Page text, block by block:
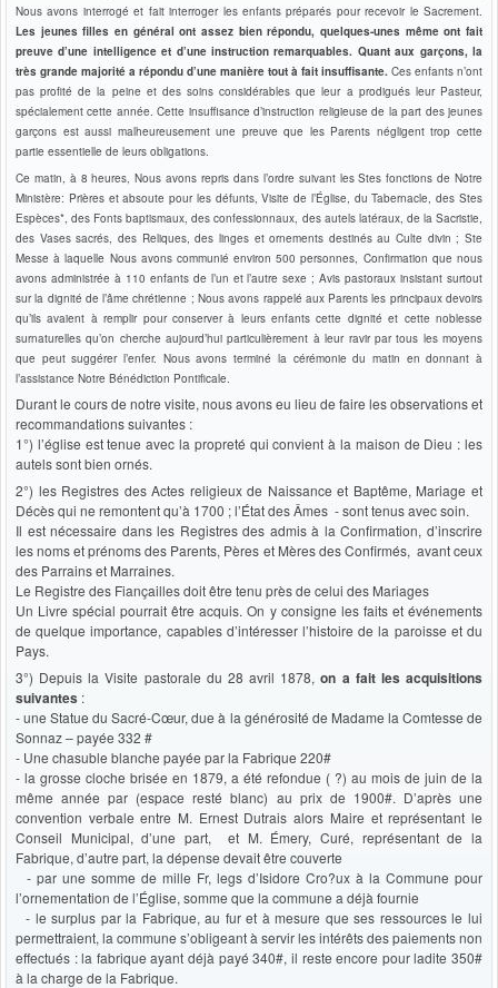
Nous avons interrogé et fait interroger les enfants préparés pour recevoir le Sacrement.
Les jeunes filles en général ont assez bien répondu, quelques-unes même ont fait
preuve d’une intelligence et d’une instruction remarquables. Quant aux garçons, la
très grande majorité a répondu d’une manière tout à fait insuffisante. Ces enfants n’ont
pas profité de la peine et des soins considérables que leur a prodigués leur Pasteur,
spécialement cette année. Cette insuffisance d’instruction religieuse de la part des jeunes
garçons est aussi malheureusement une preuve que les Parents négligent trop cette
partie essentielle de leurs obligations.
Ce matin, à 8 heures, Nous avons repris dans l’ordre suivant les Stes fonctions de Notre
Ministère: Prières et absoute pour les défunts, Visite de l’Église, du Tabernacle, des Stes
Espèces*, des Fonts baptismaux, des confessionnaux, des autels latéraux, de la Sacristie,
des Vases sacrés, des Reliques, des linges et ornements destinés au Culte divin ; Ste
Messe à laquelle Nous avons communié environ 500 personnes, Confirmation que nous
avons administrée à 110 enfants de l’un et l’autre sexe ; Avis pastoraux insistant surtout
sur la dignité de l’âme chrétienne ; Nous avons rappelé aux Parents les principaux devoirs
qu’ils avaient à remplir pour conserver à leurs enfants cette dignité et cette noblesse
surnaturelles qu’on cherche aujourd’hui particulièrement à leur ravir par tous les moyens
que peut suggérer l’enfer. Nous avons terminé la cérémonie du matin en donnant à
l’assistance Notre Bénédiction Pontificale.
Durant le cours de notre visite, nous avons eu lieu de faire les observations et
recommandations suivantes :
1°) l’église est tenue avec la propreté qui convient à la maison de Dieu : les
autels sont bien ornés.
2°) les Registres des Actes religieux de Naissance et Baptême, Mariage et
Décès qui ne remontent qu’à 1700 ; l’État des Âmes - sont tenus avec soin.
Il est nécessaire dans les Registres des admis à la Confirmation, d’inscrire
les noms et prénoms des Parents, Pères et Mères des Confirmés, avant ceux
des Parrains et Marraines.
Le Registre des Fiançailles doit être tenu près de celui des Mariages
Un Livre spécial pourrait être acquis. On y consigne les faits et événements
de quelque importance, capables d’intéresser l’histoire de la paroisse et du
Pays.
3°) Depuis la Visite pastorale du 28 avril 1878,on a fait les acquisitions
suivantes :
- une Statue du Sacré-Cœur, due à la générosité de Madame la Comtesse de
Sonnaz – payée 332 #
- Une chasuble blanche payée par la Fabrique 220#
- la grosse cloche brisée en 1879, a été refondue ( ?) au mois de juin de la
même année par (espace resté blanc) au prix de 1900#. D’après une
convention verbale entre M. Ernest Dutrais alors Maire et représentant le
Conseil Municipal, d’une part, et M. Émery, Curé, représentant de la
Fabrique, d’autre part, la dépense devait être couverte
- par une somme de mille Fr, legs d’Isidore Cro?ux à la Commune pour
l’ornementation de l’Église, somme que la commune a déjà fournie
- le surplus par la Fabrique, au fur et à mesure que ses ressources le lui
permettraient, la commune s’obligeant à servir les intérêts des paiements non
effectués : la fabrique ayant déjà payé 340#, il reste encore pour ladite 350#
à la charge de la Fabrique.